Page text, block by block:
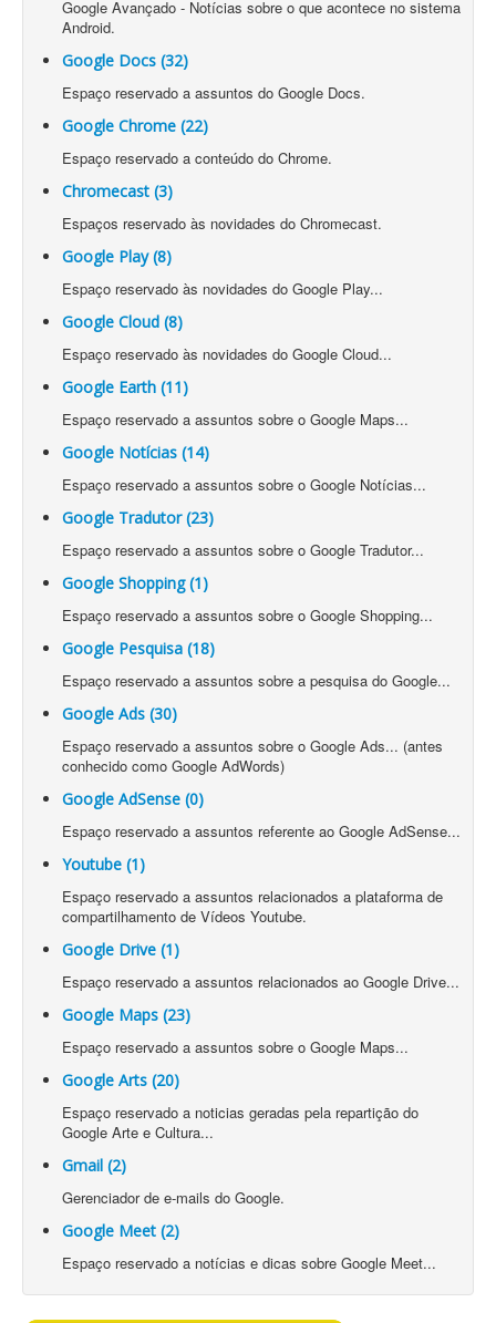
Google Avançado - Notícias sobre o que acontece no sistema
Android.
Google Docs (32)
Espaço reservado a assuntos do Google Docs.
Google Chrome (22)
Espaço reservado a conteúdo do Chrome.
Chromecast (3)
Espaços reservado às novidades do Chromecast.
Google Play (8)
Espaço reservado às novidades do Google Play...
Google Cloud (8)
Espaço reservado às novidades do Google Cloud...
Google Earth (11)
Espaço reservado a assuntos sobre o Google Maps...
Google Notícias (14)
Espaço reservado a assuntos sobre o Google Notícias...
Google Tradutor (23)
Espaço reservado a assuntos sobre o Google Tradutor...
Google Shopping (1)
Espaço reservado a assuntos sobre o Google Shopping...
Google Pesquisa (18)
Espaço reservado a assuntos sobre a pesquisa do Google...
Google Ads (30)
Espaço reservado a assuntos sobre o Google Ads... (antes
conhecido como Google AdWords)
Google AdSense (0)
Espaço reservado a assuntos referente ao Google AdSense...
Youtube (1)
Espaço reservado a assuntos relacionados a plataforma de
compartilhamento de Vídeos Youtube.
Google Drive (1)
Espaço reservado a assuntos relacionados ao Google Drive...
Google Maps (23)
Espaço reservado a assuntos sobre o Google Maps...
Google Arts (20)
Espaço reservado a noticias geradas pela repartição do
Google Arte e Cultura...
Gmail (2)
Gerenciador de e-mails do Google.
Google Meet (2)
Espaço reservado a notícias e dicas sobre Google Meet...